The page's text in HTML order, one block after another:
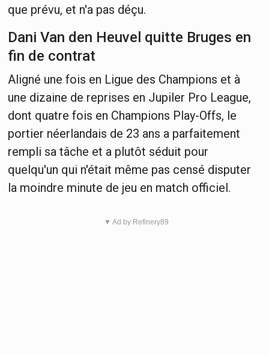
que prévu, et n'a pas déçu.
Dani Van den Heuvel quitte Bruges en
fin de contrat
Aligné une fois en Ligue des Champions et à
une dizaine de reprises en Jupiler Pro League,
dont quatre fois en Champions Play-Offs, le
portier néerlandais de 23 ans a parfaitement
rempli sa tâche et a plutôt séduit pour
quelqu'un qui n'était même pas censé disputer
la moindre minute de jeu en match officiel.
▼ Ad by Refinery89